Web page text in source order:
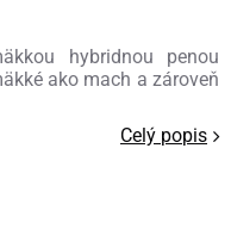
hybridnou penou
ako mach a zároveň
Celý popis